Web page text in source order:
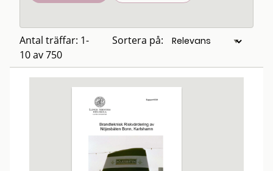
Antal träffar: 1-
10 av 750
Sortera på: